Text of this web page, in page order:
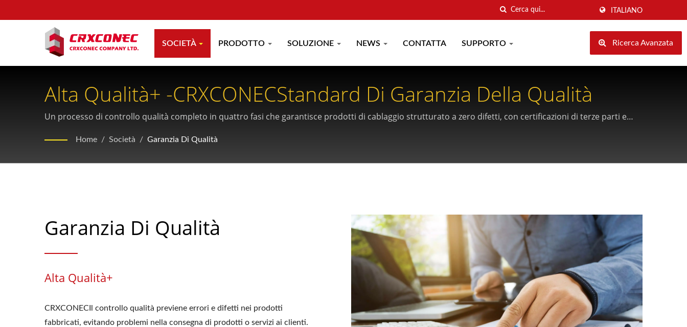
ITALIANO
SOCIETÀ PRODOTTO SOLUZIONE NEWS CONTATTA SUPPORTO Ricerca Avanzata
Alta Qualità+ -CRXCONECStandard Di Garanzia Della Qualità
Un processo di controllo qualità completo in quattro fasi che garantisce prodotti di cablaggio strutturato a zero difetti, con certificazioni di terze parti e
Home / Società / Garanzia Di Qualità
Garanzia Di Qualità
Alta Qualità+
CRXCONECIl controllo qualità previene errori e difetti nei prodotti
fabbricati, evitando problemi nella consegna di prodotti o servizi ai clienti.